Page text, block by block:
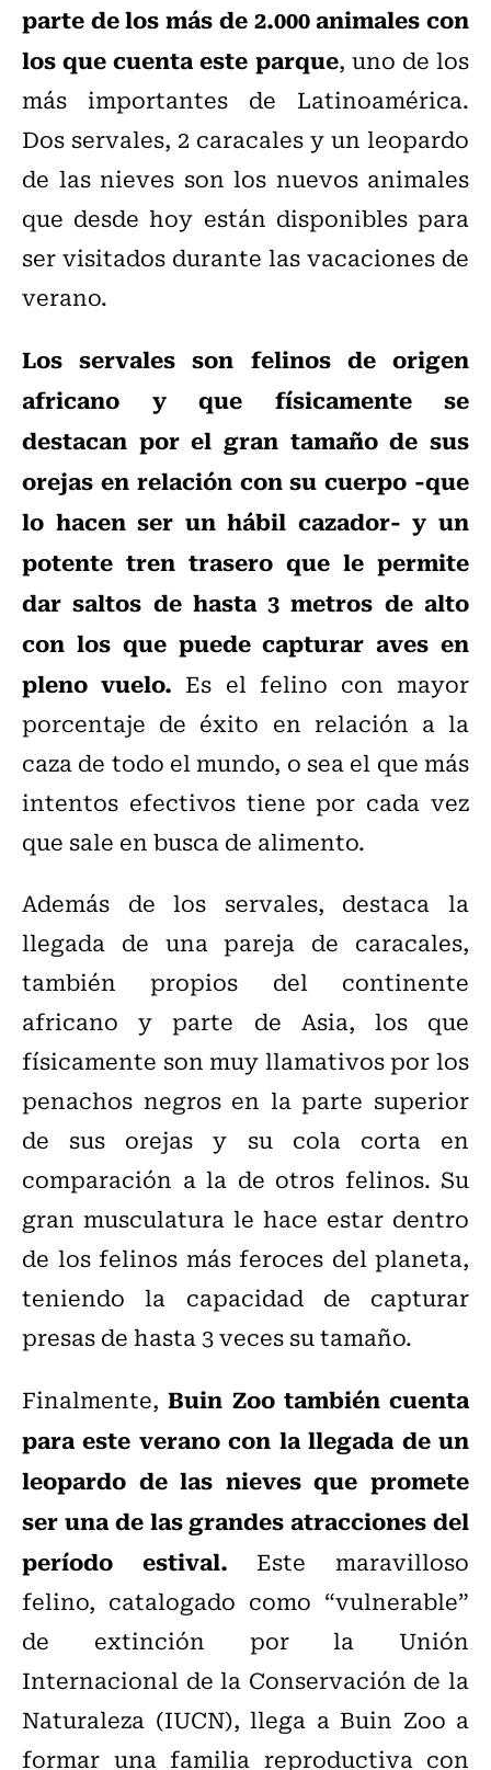
parte de los más de 2.000 animales con
los que cuenta este parque, uno de los
más importantes de Latinoamérica.
Dos servales, 2 caracales y un leopardo
de las nieves son los nuevos animales
que desde hoy están disponibles para
ser visitados durante las vacaciones de
verano.
Los servales son felinos de origen
africano y que físicamente se
destacan por el gran tamaño de sus
orejas en relación con su cuerpo -que
lo hacen ser un hábil cazador- y un
potente tren trasero que le permite
dar saltos de hasta 3 metros de alto
con los que puede capturar aves en
pleno vuelo. Es el felino con mayor
porcentaje de éxito en relación a la
caza de todo el mundo, o sea el que más
intentos efectivos tiene por cada vez
que sale en busca de alimento.
Además de los servales, destaca la
llegada de una pareja de caracales,
también propios del continente
africano y parte de Asia, los que
físicamente son muy llamativos por los
penachos negros en la parte superior
de sus orejas y su cola corta en
comparación a la de otros felinos. Su
gran musculatura le hace estar dentro
de los felinos más feroces del planeta,
teniendo la capacidad de capturar
presas de hasta 3 veces su tamaño.
Finalmente,Buin Zoo también cuenta
para este verano con la llegada de un
leopardo de las nieves que promete
ser una de las grandes atracciones del
período estival. Este maravilloso
felino, catalogado como “vulnerable”
de extinción por la Unión
Internacional de la Conservación de la
Naturaleza (IUCN), llega a Buin Zoo a
formar una familia reproductiva con